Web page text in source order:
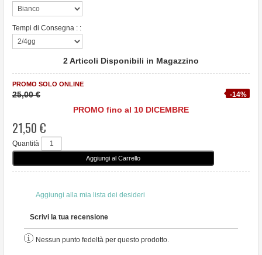
Tempi di Consegna : :
2Articoli Disponibili in Magazzino
PROMO SOLO ONLINE
-14%
25,00 €
PROMO fino al 10 DICEMBRE
21,50 €
Quantità
Aggiungi alla mia lista dei desideri
Scrivi la tua recensione
Nessun punto fedeltà per questo prodotto.